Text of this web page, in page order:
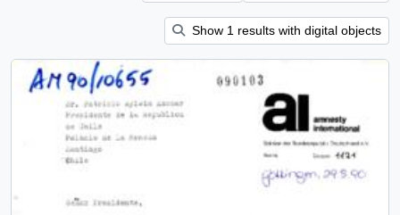
Show 1 results with digital objects